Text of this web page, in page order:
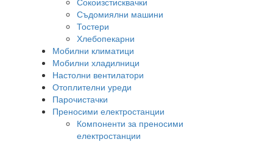
Съдомиялни машини
Тостери
Хлебопекарни
Мобилни климатици
Мобилни хладилници
Настолни вентилатори
Отоплителни уреди
Парочистачки
Преносими електростанции
Компоненти за преносими
електростанции